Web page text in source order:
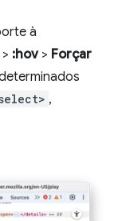
à
> :hov> Forçar
,